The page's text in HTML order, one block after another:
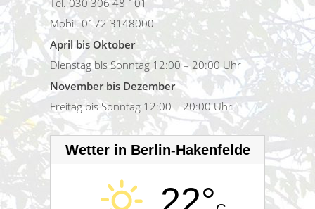
Mobil. 0172 3148000
April bis Oktober
Dienstag bis Sonntag 12:00 – 20:00 Uhr
November bis Dezember
Freitag bis Sonntag 12:00 – 20:00 Uhr
Wetter in Berlin-Hakenfelde